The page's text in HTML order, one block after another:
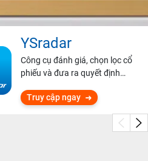
YSradar
Công cụ đánh giá, chọn lọc cổ
phiếu và đưa ra quyết định
Truy cập ngay